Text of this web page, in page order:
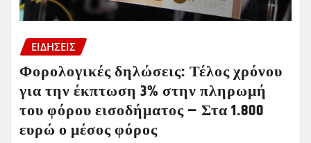
ΕΙΔΗΣΕΙΣ
Φορολογικές δηλώσεις: Τέλος χρόνου
για την έκπτωση 3% στην πληρωμή
του φόρου εισοδήματος – Στα 1.800
ευρώ ο μέσος φόρος